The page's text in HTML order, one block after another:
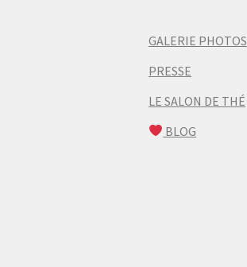
GALERIE PHOTOS
PRESSE
LE SALON DE THÉ
BLOG